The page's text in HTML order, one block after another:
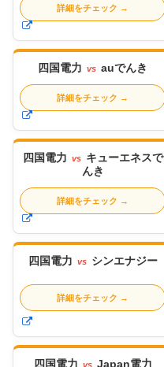
詳細をチェック →
四国電力 vs auでんき
詳細をチェック →
四国電力 vs
キューエネスで
んき
詳細をチェック →
四国電力 vs シンエナジー
詳細をチェック →
四国電力 vs Japan電力